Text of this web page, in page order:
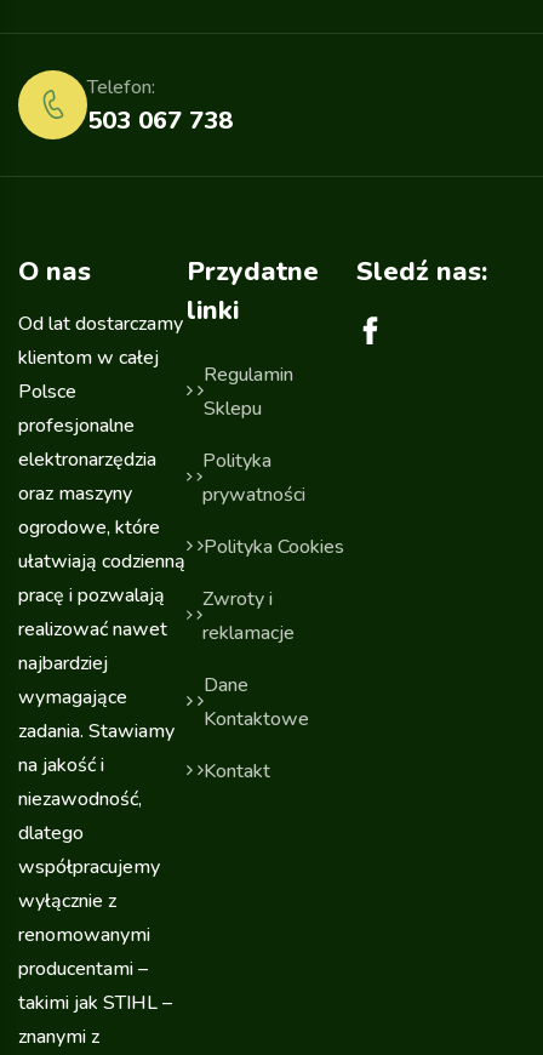
503 067 738
Telefon:
O nas
Od lat dostarczamy
klientom w całej
Polsce
profesjonalne
elektronarzędzia
oraz maszyny
ogrodowe, które
ułatwiają codzienną
pracę i pozwalają
realizować nawet
najbardziej
wymagające
zadania. Stawiamy
na jakość i
niezawodność,
dlatego
współpracujemy
wyłącznie z
renomowanymi
producentami –
takimi jak STIHL –
znanymi z
Przydatne
linki
Regulamin
Sklepu
Polityka
prywatności
Polityka Cookies
Zwroty i
reklamacje
Dane
Kontaktowe
Kontakt
Sledź nas: